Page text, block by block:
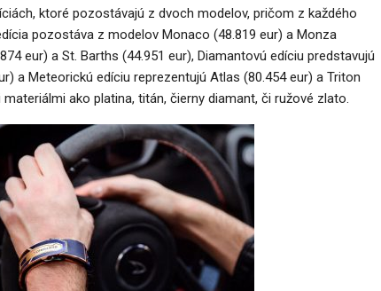
ktoré pozostávajú z dvoch modelov, pričom z každého
pozostáva z modelov Monaco (48.819 eur) a Monza
eur) a St. Barths (44.951 eur), Diamantovú edíciu predstavujú
a Meteorickú edíciu reprezentujú Atlas (80.454 eur) a Triton
ako platina, titán, čierny diamant, či ružové zlato.